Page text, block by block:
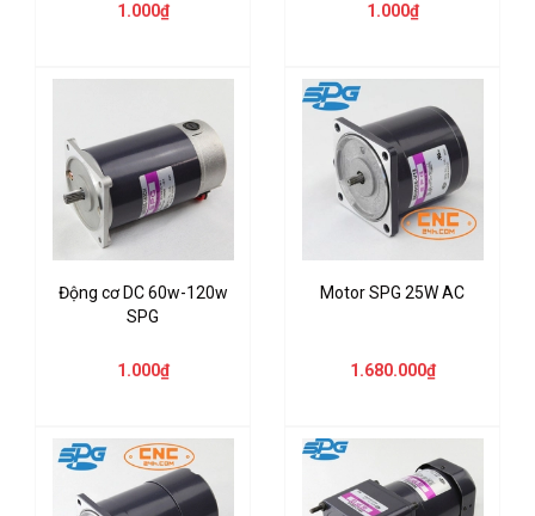
1.000₫ 1.000₫
Động cơ DC 60w-120w
SPG
1.000₫
Motor SPG 25W AC
1.680.000₫